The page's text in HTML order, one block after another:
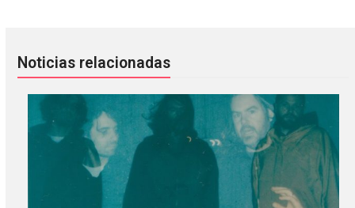
Noticias relacionadas